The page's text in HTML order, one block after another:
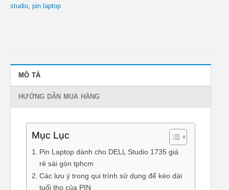
studio pin laptop
MÔ TẢ
HƯỚNG DẪN MUA HÀNG
Mục Lục
Pin Laptop dành cho DELL Studio 1735 giá
rẻ sài gòn tphcm
Các lưu ý trong qui trình sử dụng để kéo dài
tuổi thọ của PIN